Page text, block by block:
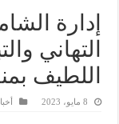
إدارة
التهاني
اللطيف
8 مايو، 2023